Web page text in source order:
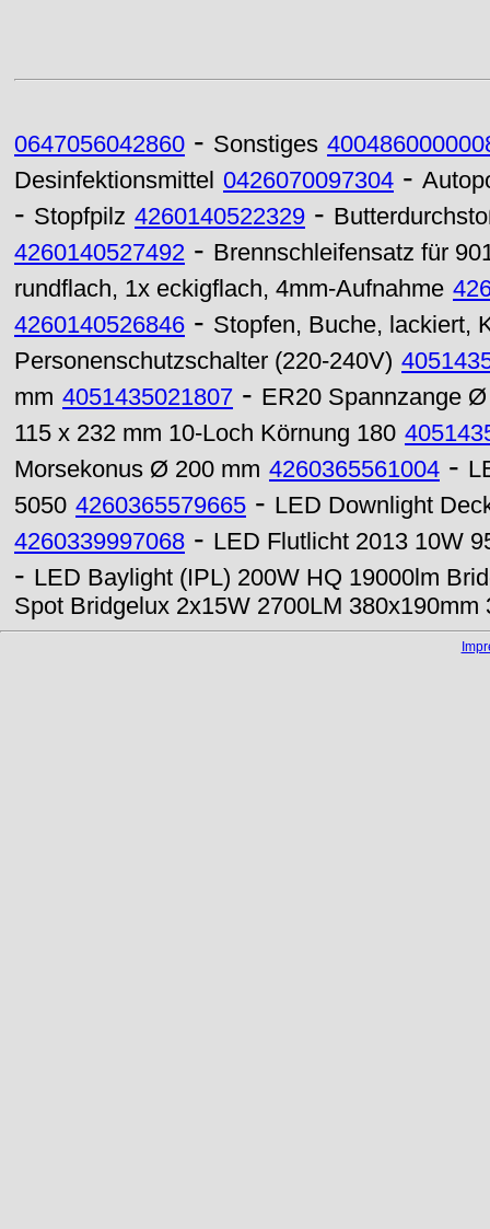
0647056042860 - Sonstiges
Desinfektionsmittel 0426070097304 -
- Stopfpilz 4260140522329 -
4260140527492 - Brennschleifensatz für
rundflach, 1x eckigflach, 4mm-Aufnahme
4260140526846 - Stopfen, Buche, lackiert,
Personenschutzschalter (220-240V)
mm 4051435021807 - ER20 Spannzange
115 x 232 mm 10-Loch Körnung 180
Morsekonus Ø 200 mm 4260365561004 -
5050 4260365579665 - LED Downlight
4260339997068 - LED Flutlicht 2013 10W
- LED Baylight (IPL) 200W HQ 19000lm
Spot Bridgelux 2x15W 2700LM 380x190mm